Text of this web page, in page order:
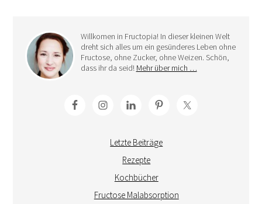
Willkomen in Fructopia! In dieser kleinen Welt
dreht sich alles um ein gesünderes Leben ohne
Fructose, ohne Zucker, ohne Weizen. Schön,
dass ihr da seid! Mehr über mich …
Letzte Beiträge
Rezepte
Kochbücher
Fructose Malabsorption